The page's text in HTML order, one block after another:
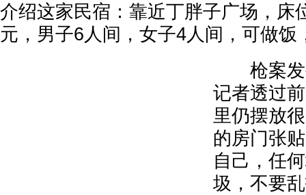
介绍这家民宿：靠近丁胖子广场，床
元，男子6人间，女子4人间，可做饭
枪案发
记者透过
里仍摆放
的房门张
自己，任
圾，不要